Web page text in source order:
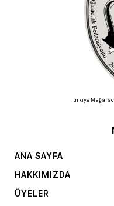
Türkiye
ANA SAYFA
HAKKIMIZDA
ÜYELER